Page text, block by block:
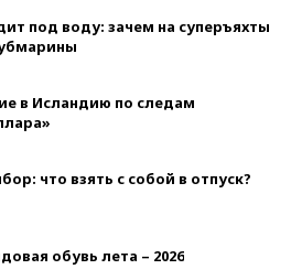
под воду: зачем на суперъяхты
в Исландию по следам
что взять с собой в отпуск?
обувь лета – 2026